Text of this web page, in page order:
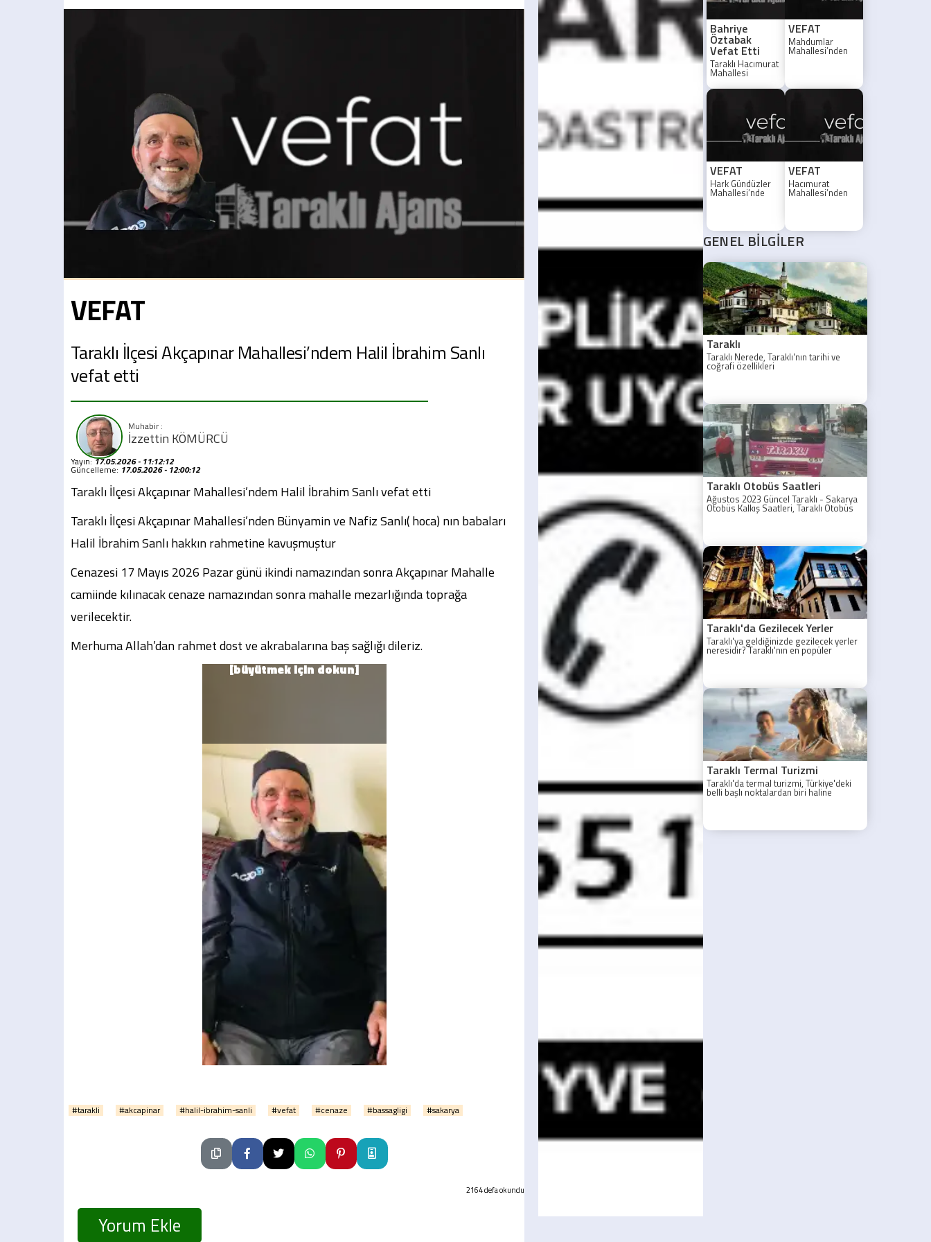
VEFAT
Taraklı İlçesi Akçapınar Mahallesi’ndem Halil İbrahim Sanlı
vefat etti
İzzettin KÖMÜRCÜ
Yayın:17.05.2026 - 11:12:12
Güncelleme: 17.05.2026 - 12:00:12
Taraklı İlçesi Akçapınar Mahallesi’ndem Halil İbrahim Sanlı vefat etti
Taraklı İlçesi Akçapınar Mahallesi’nden Bünyamin ve Nafiz Sanlı( hoca) nın babaları
Halil İbrahim Sanlı hakkın rahmetine kavuşmuştur
Cenazesi 17 Mayıs 2026 Pazar günü ikindi namazından sonra Akçapınar Mahalle
camiinde kılınacak cenaze namazından sonra mahalle mezarlığında toprağa
verilecektir.
Merhuma Allah’dan rahmet dost ve akrabalarına baş sağlığı dileriz.
#tarakli #akcapinar #halil-ibrahim-sanli #vefat #cenaze #bassagligi #sakarya
2164 defa okundu
Yorum Ekle
Bahriye
Öztabak
Vefat Etti
Taraklı Hacımurat
Mahallesi
Bahriye Öztabak
Temmuz 2026
Çarşamba günü
toprağa verilecek.
VEFAT
Mahdumlar
Mahallesi’nden
VEFAT
Hark Gündüzler
Mahallesi’nde
VEFAT
Hacımurat
Mahallesi’nden
GENEL BİLGİLER
Taraklı
Taraklı Nerede, Taraklı'nın tarihi ve
coğrafi özellikleri
Taraklı Otobüs Saatleri
Ağustos 2023 Güncel Taraklı - Sakarya
Otobüs Kalkış Saatleri, Taraklı Otobüs
Saatler 2021, Taraklı Otobüs Tarifesi,
zaman? Sakarya Taraklı İlk Otobüs Ne
Zaman, Sakarya Taraklı Otobüs Saatleri,
Taraklı Koop Otobüs Saatleri
Taraklı'da Gezilecek Yerler
Taraklı'ya geldiğinizde gezilecek yerler
neresidir? Taraklı'nın en popüler
gezilecek yerleri yazımızda.
Taraklı Termal Turizmi
Taraklı'da termal turizmi, Türkiye'deki
belli başlı noktalardan biri haline
gelmiştir.